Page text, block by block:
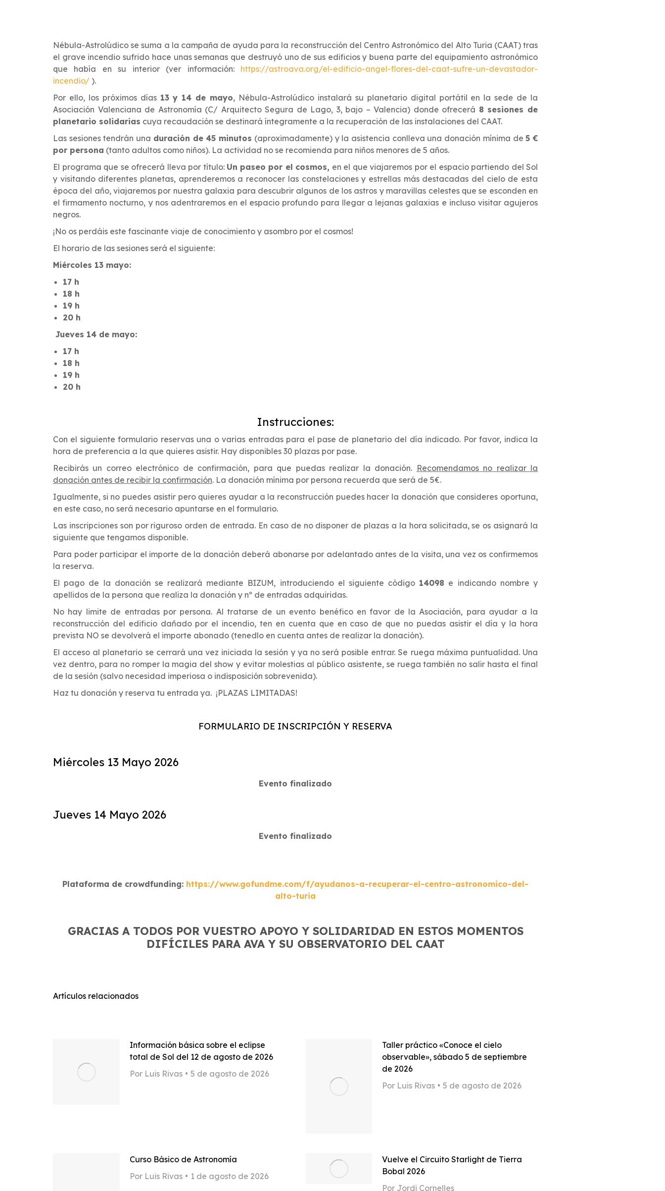
Nébula-Astrolúdico se suma a la campaña de ayuda para la reconstrucción del Centro Astronómico del Alto Turia (CAAT) tras
el grave incendio sufrido hace unas semanas que destruyó uno de sus edificios y buena parte del equipamiento astronómico
que había en su interior (ver información: https://astroava.org/el-edificio-angel-flores-del-caat-sufre-un-devastador-
incendio/ ).
Por ello, los próximos días 13 y 14 de mayo, Nébula-Astrolúdico instalará su planetario digital portátil en la sede de la
Asociación Valenciana de Astronomía (C/ Arquitecto Segura de Lago, 3, bajo – Valencia) donde ofrecerá 8 sesiones de
planetario solidarias cuya recaudación se destinará íntegramente a la recuperación de las instalaciones del CAAT.
Las sesiones tendrán una duración de 45 minutos (aproximadamente) y la asistencia conlleva una donación mínima de5 €
por persona (tanto adultos como niños). La actividad no se recomienda para niños menores de 5 años.
El programa que se ofrecerá lleva por título: Un paseo por el cosmos, en el que viajaremos por el espacio partiendo del Sol
y visitando diferentes planetas, aprenderemos a reconocer las constelaciones y estrellas más destacadas del cielo de esta
época del año, viajaremos por nuestra galaxia para descubrir algunos de los astros y maravillas celestes que se esconden en
el firmamento nocturno, y nos adentraremos en el espacio profundo para llegar a lejanas galaxias e incluso visitar agujeros
negros.
¡No os perdáis este fascinante viaje de conocimiento y asombro por el cosmos!
El horario de las sesiones será el siguiente:
Miércoles 13 mayo:
17 h
18 h
19 h
20 h
Jueves 14 de mayo:
17 h
18 h
19 h
20 h
Instrucciones:
Con el siguiente formulario reservas una o varias entradas para el pase de planetario del día indicado. Por favor, indica la
hora de preferencia a la que quieres asistir. Hay disponibles 30 plazas por pase.
Recibirás un correo electrónico de confirmación, para que puedas realizar la donación. Recomendamos no realizar la
donación antes de recibir la confirmación. La donación mínima por persona recuerda que será de 5€.
Igualmente, si no puedes asistir pero quieres ayudar a la reconstrucción puedes hacer la donación que consideres oportuna,
en este caso, no será necesario apuntarse en el formulario.
Las inscripciones son por riguroso orden de entrada. En caso de no disponer de plazas a la hora solicitada, se os asignará la
siguiente que tengamos disponible.
Para poder participar el importe de la donación deberá abonarse por adelantado antes de la visita, una vez os confirmemos
la reserva.
El pago de la donación se realizará mediante BIZUM, introduciendo el siguiente código 14098 e indicando nombre y
apellidos de la persona que realiza la donación y nº de entradas adquiridas.
No hay limite de entradas por persona. Al tratarse de un evento benéfico en favor de la Asociación, para ayudar a la
reconstrucción del edificio dañado por el incendio, ten en cuenta que en caso de que no puedas asistir el día y la hora
prevista NO se devolverá el importe abonado (tenedlo en cuenta antes de realizar la donación).
El acceso al planetario se cerrará una vez iniciada la sesión y ya no será posible entrar. Se ruega máxima puntualidad. Una
vez dentro, para no romper la magia del show y evitar molestias al público asistente, se ruega también no salir hasta el final
de la sesión (salvo necesidad imperiosa o indisposición sobrevenida).
Haz tu donación y reserva tu entrada ya. ¡PLAZAS LIMITADAS!
FORMULARIO DE INSCRIPCIÓN Y RESERVA
Miércoles 13 Mayo 2026
Evento finalizado
Jueves 14 Mayo 2026
Evento finalizado
Plataforma de crowdfunding: https://www.gofundme.com/f/ayudanos-a-recuperar-el-centro-astronomico-del-
alto-turia
GRACIAS A TODOS POR VUESTRO APOYO Y SOLIDARIDAD EN ESTOS MOMENTOS
DIFÍCILES PARA AVA Y SU OBSERVATORIO DEL CAAT
Artículos relacionados
Información básica sobre el eclipse
total de Sol del 12 de agosto de 2026
Por Luis Rivas 5 de agosto de 2026
Taller práctico «Conoce el cielo
observable», sábado 5 de septiembre
de 2026
Por Luis Rivas 5 de agosto de 2026
Curso Básico de Astronomía
Por Luis Rivas 1 de agosto de 2026
Vuelve el Circuito Starlight de Tierra
Bobal 2026
Por Jordi Cornelles